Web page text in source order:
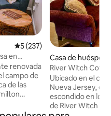
Calificación promedio: 5 de
5 (237)
en
renovada
campo de
Casa de
chtown
River Witch
Ubicado en el
Nueva Jersey,
escondido en los
de River Witch